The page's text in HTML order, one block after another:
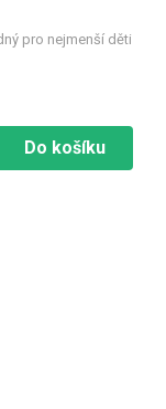
pro nejmenší děti
Do košíku